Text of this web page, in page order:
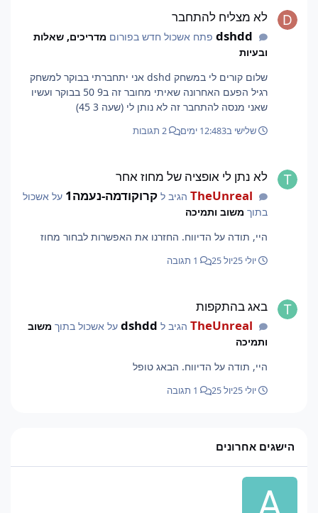
לא מצליח להתחבר
dshddפתח אשכול חדש בפורום מדריכים, שאלות
ובעיות
שלום קורים לי במשחק dshd אני יתחברתי בבוקר למשחק
רגיל הפעם האחרונה שאיתי מחובר זה ב9 50 בבוקר ועשיו
שאני מנסה להתחבר זה לא נותן לי (שעה 3 45)
שלישי ב12:483 ימים
לא נתן לי אופציה של מחוז אחר
TheUnrealהגיב ל קרוקודמה-נעמה1
על אשכול
בתוך משוב ותמיכה
היי, תודה על הדיווח. החזרנו את האפשרות לבחור מחוז
יולי 25 יול 25
באג בהתקפות
TheUnrealהגיב ל dshddעל אשכול בתוך משוב
ותמיכה
היי, תודה על הדיווח. הבאג טופל
יולי 25 יול 25
הישגים אחרונים